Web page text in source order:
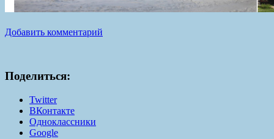
Добавить комментарий
Поделиться:
Twitter
ВКонтакте
Одноклассники
Google